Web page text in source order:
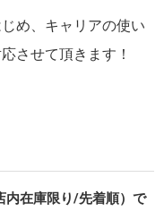
め、キャリアの使い
させて頂きます！
内在庫限り/先着順）で